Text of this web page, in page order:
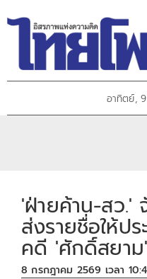
อาทิตย์,
'ฝ่ายค้าน-สว.'
ส่งรายชื่อให้ป
คดี 'ศักดิ์สยาม'
8 กรกฎาคม 2569 เวลา